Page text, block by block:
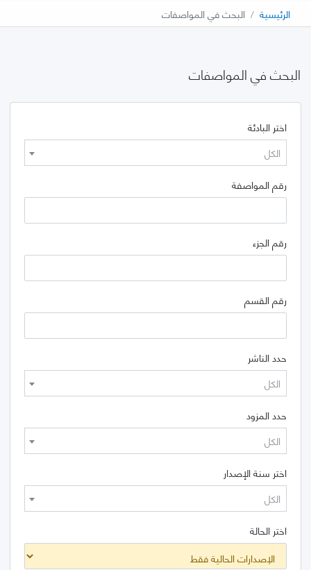
الرئيسية البحث في المواصفات
البحث في المواصفات
اختر البادئة
الكل
رقم المواصفة
رقم الجزء
رقم القسم
حدد الناشر
الكل
حدد المزود
الكل
اختر سنة الإصدار
الكل
اختر الحالة